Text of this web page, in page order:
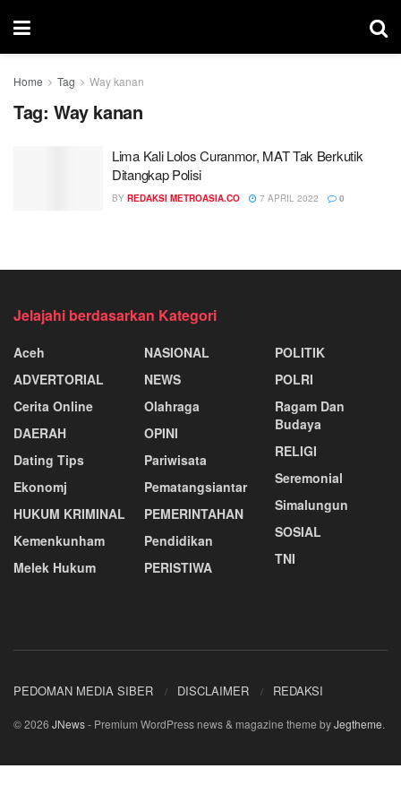
Home Tag Way kanan
Tag: Way kanan
Lima Kali Lolos Curanmor, MAT Tak Berkutik
Ditangkap Polisi
BY REDAKSI METROASIA.CO 7 APRIL 2022 0
Jelajahi berdasarkan Kategori
Aceh
ADVERTORIAL
Cerita Online
DAERAH
Dating Tips
Ekonomj
HUKUM KRIMINAL
Kemenkunham
Melek Hukum
NASIONAL
NEWS
Olahraga
OPINI
Pariwisata
Pematangsiantar
PEMERINTAHAN
Pendidikan
PERISTIWA
POLITIK
POLRI
Ragam Dan
Budaya
RELIGI
Seremonial
Simalungun
SOSIAL
TNI
PEDOMAN MEDIA SIBER DISCLAIMER REDAKSI
© 2026 JNews- Premium WordPress news & magazine theme byJegtheme.